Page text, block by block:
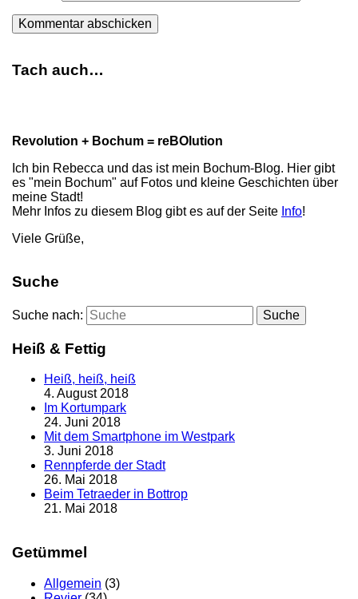
Tach auch…
Revolution + Bochum = reBOlution
Ich bin Rebecca und das ist mein Bochum-Blog. Hier gibt
es "mein Bochum" auf Fotos und kleine Geschichten über
meine Stadt!
Mehr Infos zu diesem Blog gibt es auf der Seite Info!
Viele Grüße,
Suche
Suche nach: Suche
Heiß & Fettig
Heiß, heiß, heiß
4. August 2018
Im Kortumpark
24. Juni 2018
Mit dem Smartphone im Westpark
3. Juni 2018
Rennpferde der Stadt
26. Mai 2018
Beim Tetraeder in Bottrop
21. Mai 2018
Getümmel
Allgemein (3)